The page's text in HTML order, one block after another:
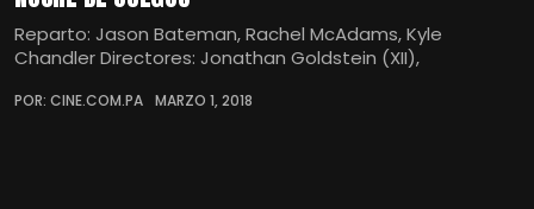
Reparto: Jason Bateman, Rachel McAdams, Kyle
Chandler Directores: Jonathan Goldstein (XII),
POR: CINE.COM.PA MARZO 1, 2018